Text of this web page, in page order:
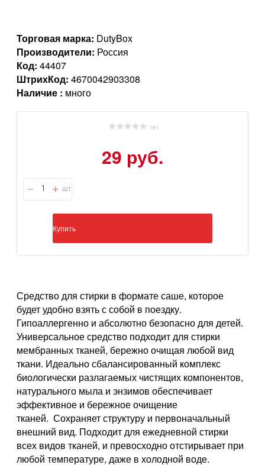
Торговая марка: DutyBox
Производители: Россия
Код: 44407
ШтрихКод: 4670042903308
Наличие : много
( 0 )
29 руб.
шт
Купить
Средство для стирки в формате саше, которое
будет удобно взять с собой в поездку.
Гипоаллергенно и абсолютно безопасно для детей.
Универсальное средство подходит для стирки
мембранных тканей, бережно очищая любой вид
ткани. Идеально сбалансированный комплекс
биологически разлагаемых чистящих компонентов,
натурального мыла и энзимов обеспечивает
эффективное и бережное очищение
тканей. Сохраняет структуру и первоначальный
внешний вид. Подходит для ежедневной стирки
всех видов тканей, и превосходно отстирывает при
любой температуре, даже в холодной воде.